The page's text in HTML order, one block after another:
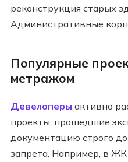
реконструкция старых
Административные
Популярные
метражом
Девелоперы активно
проекты, прошедшие
документацию строго
запрета. Например, в